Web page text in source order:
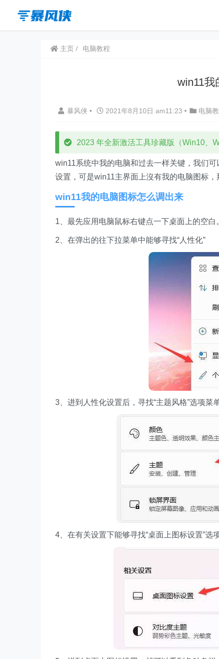
主页 电脑教程
win11我
暴风侠 • 2021年8月10日 am11:23 • 电脑
2023 年全新激活工具珍藏版（Win10、
win11系统中我的电脑和过去一样关键，我们
设置，可是win11主界面上沒有我的电脑图标
win11我的电脑图标怎么调出来
1、最先应用电脑鼠标右键点一下桌面上的空白
2、在弹出的往下拉菜单中能够寻找“人性化”
3、进到人性化设置后，寻找“主题风格”选项菜
4、在有关设置下能够寻找“桌面上图标设置”选